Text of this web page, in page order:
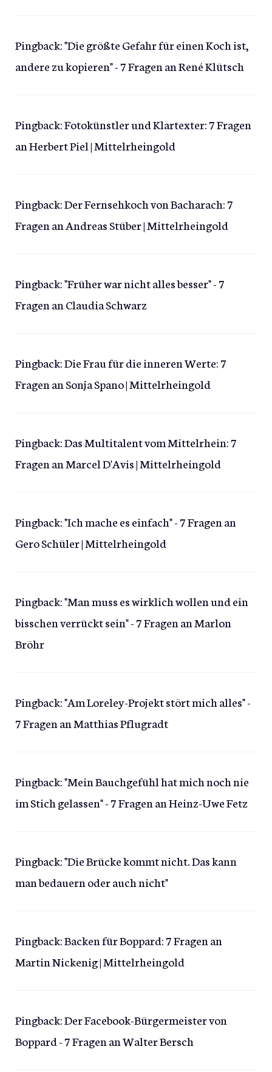
Pingback:"Die größte Gefahr für einen Koch ist,
andere zu kopieren" - 7 Fragen an René Klütsch
Pingback:Fotokünstler und Klartexter: 7 Fragen
an Herbert Piel | Mittelrheingold
Pingback:Der Fernsehkoch von Bacharach: 7
Fragen an Andreas Stüber | Mittelrheingold
Pingback:"Früher war nicht alles besser" - 7
Fragen an Claudia Schwarz
Pingback:Die Frau für die inneren Werte: 7
Fragen an Sonja Spano | Mittelrheingold
Pingback:Das Multitalent vom Mittelrhein: 7
Fragen an Marcel D'Avis | Mittelrheingold
Pingback:"Ich mache es einfach" - 7 Fragen an
Gero Schüler | Mittelrheingold
Pingback:"Man muss es wirklich wollen und ein
bisschen verrückt sein" - 7 Fragen an Marlon
Bröhr
Pingback:"Am Loreley-Projekt stört mich alles" -
7 Fragen an Matthias Pflugradt
Pingback:"Mein Bauchgefühl hat mich noch nie
im Stich gelassen" - 7 Fragen an Heinz-Uwe Fetz
Pingback:"Die Brücke kommt nicht. Das kann
man bedauern oder auch nicht"
Pingback:Backen für Boppard: 7 Fragen an
Martin Nickenig | Mittelrheingold
Pingback:Der Facebook-Bürgermeister von
Boppard - 7 Fragen an Walter Bersch